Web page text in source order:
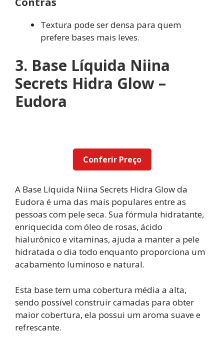
Textura pode ser densa para quem
prefere bases mais leves.
3. Base Líquida Niina
Secrets Hidra Glow –
Eudora
Conferir Preço
A Base Líquida Niina Secrets Hidra Glow da
Eudora é uma das mais populares entre as
pessoas com pele seca. Sua fórmula hidratante,
enriquecida com óleo de rosas, ácido
hialurônico e vitaminas, ajuda a manter a pele
hidratada o dia todo enquanto proporciona um
acabamento luminoso e natural.
Esta base tem uma cobertura média a alta,
sendo possível construir camadas para obter
maior cobertura, ela possui um aroma suave e
refrescante.